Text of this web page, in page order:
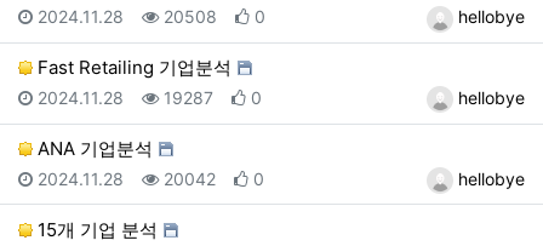
등록자hellobye
등록일
2024.11.28 조회
20508 추천
0
Fast Retailing 기업분석
등록자hellobye
등록일
2024.11.28 조회
19287 추천
0
ANA 기업분석
등록자hellobye
등록일
2024.11.28 조회
20042 추천
0
15개 기업 분석